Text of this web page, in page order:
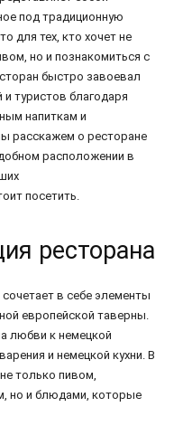
под традиционную
для тех, кто хочет не
но и познакомиться с
быстро завоевал
туристов благодаря
напиткам и
расскажем о ресторане
расположении в
посетить.
ресторана
в себе элементы
европейской таверны.
любви к немецкой
и немецкой кухни. В
только пивом,
но и блюдами, которые